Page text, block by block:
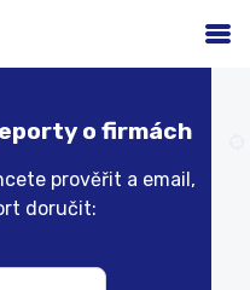
o firmách
prověřit a email,
doručit: